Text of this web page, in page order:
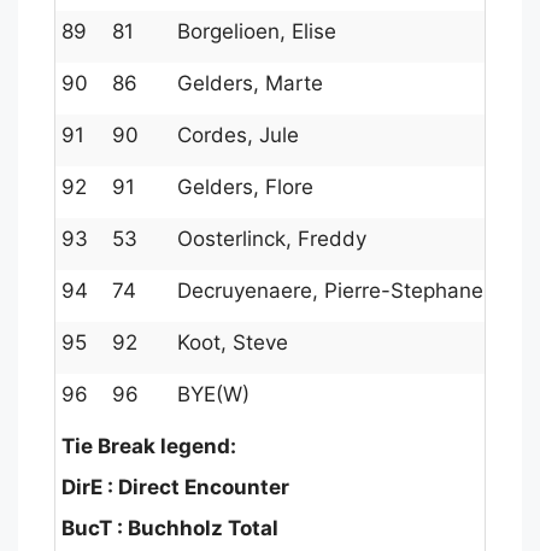
89 81 Borgelioen, Elise
90 86 Gelders, Marte
91 90 Cordes, Jule
92 91 Gelders, Flore
93 53 Oosterlinck, Freddy
94 74 Decruyenaere, Pierre-Stephane
95 92 Koot, Steve
96 96 BYE(W)
Tie Break legend:
DirE : Direct Encounter
BucT : Buchholz Total